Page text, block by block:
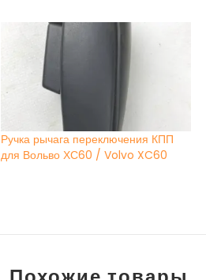
Ручка рычага переключения КПП
для Вольво ХС60 / Volvo XC60